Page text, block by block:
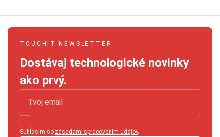
TOUCHIT NEWSLETTER
Dostávaj technologické novinky
ako prvý.
Súhlasím so zásadami spracovaním údajov.